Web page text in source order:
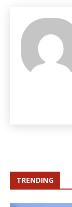
TRENDING